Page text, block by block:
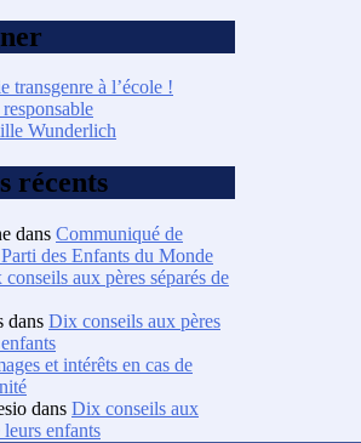
transgenre à l’école !
Wunderlich
récents
dans Communiqué de
des Enfants du Monde
aux pères séparés de
dans Dix conseils aux pères
et intérêts en cas de
dans Dix conseils aux
leurs enfants